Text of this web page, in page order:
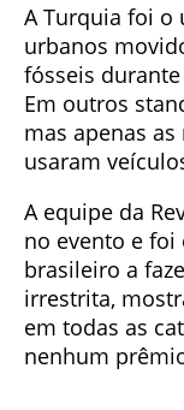
A Turquia foi o
urbanos
fósseis
Em outros
mas apenas
usaram
A equipe da
no evento e
brasileiro a
irrestrita,
em todas as
nenhum